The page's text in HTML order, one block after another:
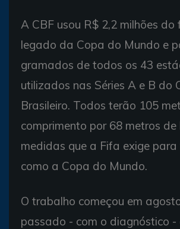
A CBF usou R$ 2,2 milhões do
legado da Copa do Mundo e
gramados de todos os 43
utilizados nas Séries A e B do
Brasileiro. Todos terão 105
comprimento por 68 metros de
medidas que a Fifa exige para
como a Copa do Mundo.
O trabalho começou em
passado - com o diagnóstico -